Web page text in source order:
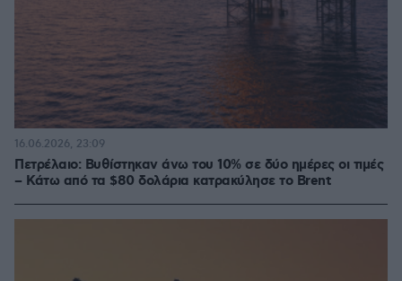
Πετρέλαιο: Βυθίστηκαν άνω του 10% σε δύο ημέρες οι τιμές
– Κάτω από τα $80 δολάρια κατρακύλησε το Brent
16.06.2026, 23:09